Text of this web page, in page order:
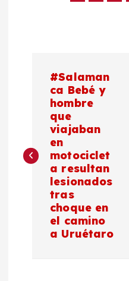
e
#Salaman
ca Bebé y
hombre
que
viajaban
en
motociclet
a resultan
lesionados
tras
choque en
el camino
a Uruétaro